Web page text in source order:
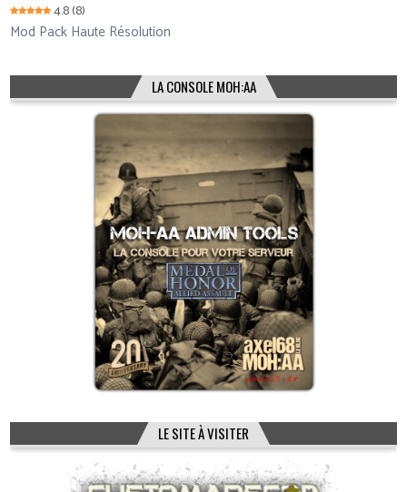
4.8(8)
Mod Pack Haute Résolution
LA CONSOLE MOH:AA
LE SITE À VISITER